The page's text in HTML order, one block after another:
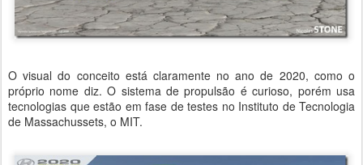
O visual do conceito está claramente no ano de 2020, como o
próprio nome diz. O sistema de propulsão é curioso, porém usa
tecnologias que estão em fase de testes no Instituto de Tecnologia
de Massachussets, o MIT.